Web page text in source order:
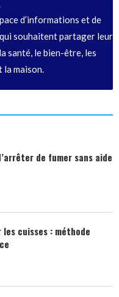
d’informations et de
souhaitent partager leur
santé, le bien-être, les
la maison.
de fumer sans aide
cuisses : méthode